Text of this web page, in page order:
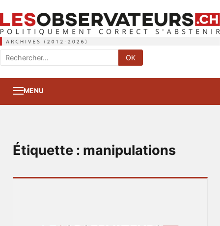
Rechercher
:
OK
MENU
Étiquette : manipulations